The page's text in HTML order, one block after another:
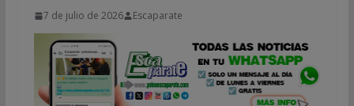
7 de julio de 2026 Escaparate